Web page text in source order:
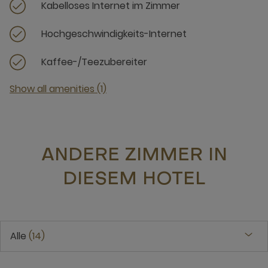
Kabelloses Internet im Zimmer
Hochgeschwindigkeits-Internet
Kaffee-/Teezubereiter
Show all amenities (1)
ANDERE ZIMMER IN
DIESEM HOTEL
Alle 14